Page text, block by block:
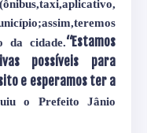
da cidade.“Estamos
possíveis para
e esperamos ter a
o Prefeito Jânio